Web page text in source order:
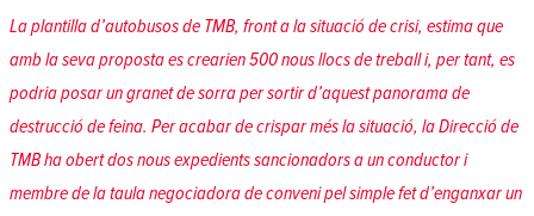
La plantilla d’autobusos de TMB, front a la situació de crisi, estima que
amb la seva proposta es crearien 500 nous llocs de treball i, per tant, es
podria posar un granet de sorra per sortir d’aquest panorama de
destrucció de feina. Per acabar de crispar més la situació, la Direcció de
TMB ha obert dos nous expedients sancionadors a un conductor i
membre de la taula negociadora de conveni pel simple fet d’enganxar un